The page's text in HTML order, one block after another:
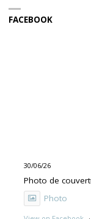
FACEBOOK
30/06/26
Photo de
Photo